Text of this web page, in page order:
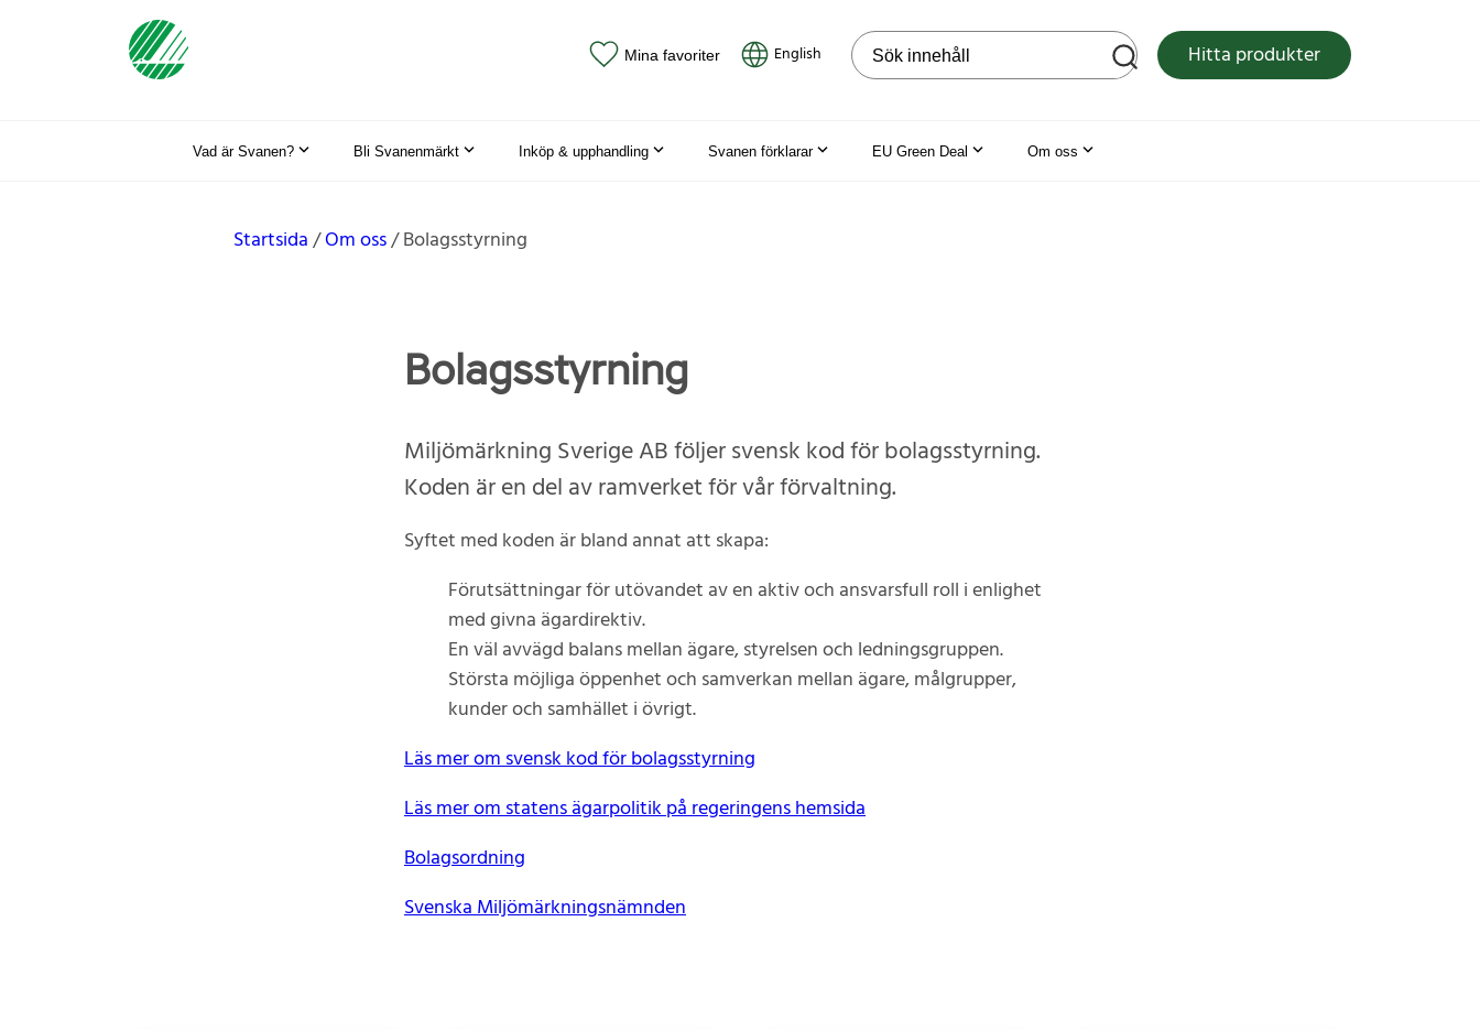
Mina favoriter English Sök på webbplatsen Hitta produkter
Vad är Svanen? Bli Svanenmärkt Inköp & upphandling Svanen förklarar EU Green Deal Om oss
Startsida Om oss Bolagsstyrning
Bolagsstyrning
Miljömärkning Sverige AB följer svensk kod för bolagsstyrning.
Koden är en del av ramverket för vår förvaltning.
Syftet med koden är bland annat att skapa:
Förutsättningar för utövandet av en aktiv och ansvarsfull roll i enlighet
med givna ägardirektiv.
En väl avvägd balans mellan ägare, styrelsen och ledningsgruppen.
Största möjliga öppenhet och samverkan mellan ägare, målgrupper,
kunder och samhället i övrigt.
Läs mer om svensk kod för bolagsstyrning
Läs mer om statens ägarpolitik på regeringens hemsida
Bolagsordning
Svenska Miljömärkningsnämnden